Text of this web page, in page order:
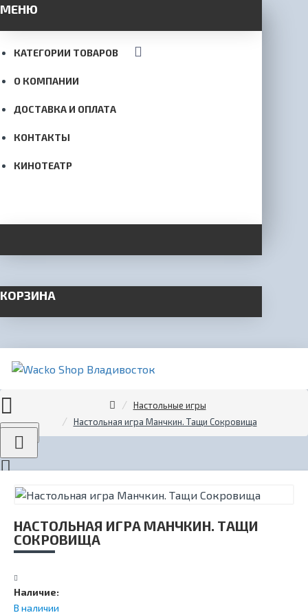
МЕНЮ
КАТЕГОРИИ ТОВАРОВ
О КОМПАНИИ
ДОСТАВКА И ОПЛАТА
КОНТАКТЫ
КИНОТЕАТР
КОРЗИНА
Menu
Настольные игры
Настольная игра Манчкин. Тащи Сокровища
НАСТОЛЬНАЯ ИГРА МАНЧКИН. ТАЩИ
СОКРОВИЩА
Наличие:
В наличии